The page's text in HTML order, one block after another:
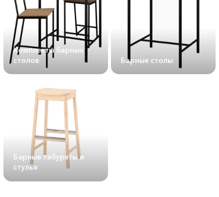
Комплекты барных
столов
Барные столы
Барные табуреты и
стулья